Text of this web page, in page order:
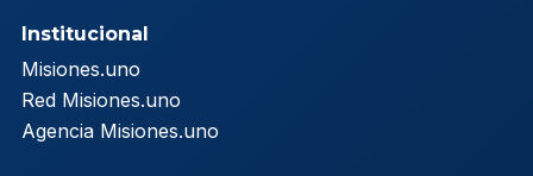
Institucional
Misiones.uno
Red Misiones.uno
Agencia Misiones.uno